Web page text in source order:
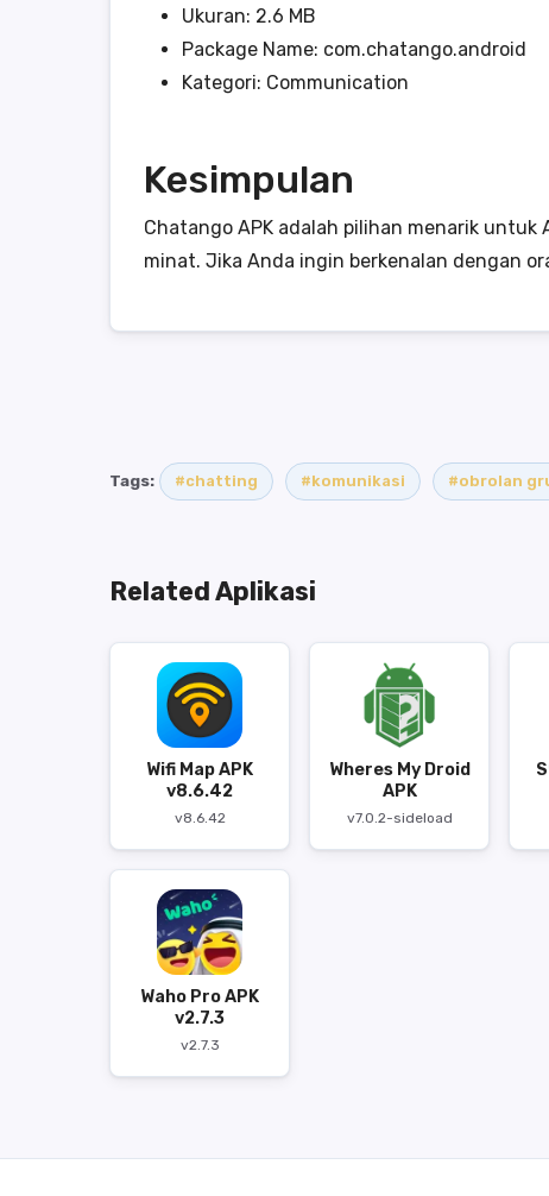
Ukuran: 2.6 MB
Package Name: com.chatango.android
Kategori: Communication
Kesimpulan
Chatango APK adalah pilihan menarik
minat. Jika Anda ingin berkenalan dengan
Tags: #chatting #komunikasi #obrolan
Related Aplikasi
Wifi Map APK
v8.6.42
v8.6.42
Wheres My Droid
APK
v7.0.2-sideload
Waho Pro APK
v2.7.3
v2.7.3